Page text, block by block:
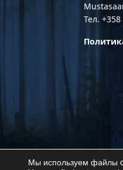
Тел.
Мы используем файлы